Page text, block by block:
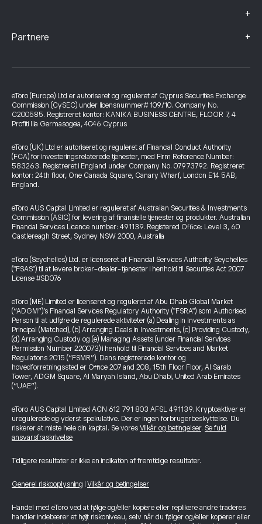
+
Partnere +
eToro (Europe) Ltd er autoriseret og reguleret af Cyprus Securities Exchange
Commission (CySEC) under licensnummer# 109/10. Company No.
C200585. Registreret kontor: KANIKA BUSINESS CENTRE, FLOOR 7, 4
Profiti Ilia Germasogeia, 4046 Cyprus
eToro (UK) Ltd er autoriseret og reguleret af Financial Conduct Authority
(FCA) for investeringsrelaterede tjenester, med Firm Reference Number:
583263. Registreret i England under Company No. 07973792. Registreret
kontor: 24th floor, One Canada Square, Canary Wharf, London E14 5AB,
England.
eToro AUS Capital Limited er reguleret af Australian Securities & Investments
Commission (ASIC) for levering af finansielle tjenester og produkter. Australian
Financial Services Licence number: 491139. Registered Office: Level 3, 60
Castlereagh Street, Sydney NSW 2000, Australia
eToro (Seychelles) Ltd. er licenseret af Financial Services Authority Seychelles
("FSAS") til at levere broker-dealer-tjenester i henhold til Securities Act 2007
License #SD076
eToro (ME) Limited er licenseret og reguleret af Abu Dhabi Global Market
(“ADGM”)’s Financial Services Regulatory Authority ("FSRA") som Authorised
Person til at udføre de regulerede aktiviteter (a) Dealing in Investments as
Principal (Matched), (b) Arranging Deals in Investments, (c) Providing Custody,
(d) Arranging Custody og (e) Managing Assets (under Financial Services
Permission Number 220073) i henhold til Financial Services and Market
Regulations 2015 (“FSMR”). Dens registrerede kontor og
hovedforretningssted er Office 207 and 208, 15th Floor Floor, Al Sarab
Tower, ADGM Square, Al Maryah Island, Abu Dhabi, United Arab Emirates
(“UAE”).
eToro AUS Capital Limited ACN 612 791 803 AFSL 491139. Kryptoaktiver er
uregulerede og yderst spekulative. Der er ingen forbrugerbeskyttelse. Du
risikerer at miste hele din kapital. Se vores Vilkår og betingelser. Se fuld
ansvarsfraskrivelse
Tidligere resultater er ikke en indikation af fremtidige resultater.
Generel risikooplysning Vilkår og betingelser
Handel med eToro ved at følge og/eller kopiere eller replikere andre traderes
handler indebærer et højt risikoniveau, selv når du følger og/eller kopierer eller